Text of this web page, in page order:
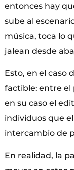
entonces hay
sube al
música, toca lo
jalean desde
Esto, en el caso
factible: entre el
en su caso el
individuos que
intercambio de
En realidad, la